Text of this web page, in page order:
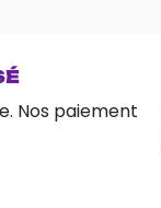
Nos paiement